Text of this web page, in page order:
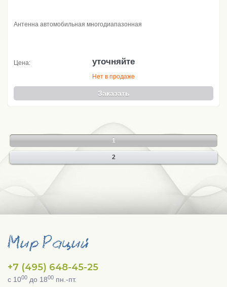
Антенна автомобильная многодиапазонная
Цена: уточняйте
Нет в продаже
Заказать
1
2
+7 (495) 648-45-25
с 1000 до 1800 пн.-пт.